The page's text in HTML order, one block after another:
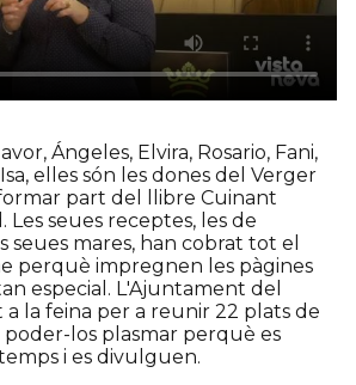
Ángeles, Elvira, Rosario, Fani,
elles són les dones del Verger
part del llibre Cuinant
seues receptes, les de
seues mares, han cobrat tot el
perquè impregnen les pàgines
especial. L'Ajuntament del
a la feina per a reunir 22 plats de
poder-los plasmar perquè es
i es divulguen.